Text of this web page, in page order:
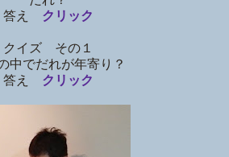
答え クリック
クイズ その１
中でだれが年寄り？
答え クリック